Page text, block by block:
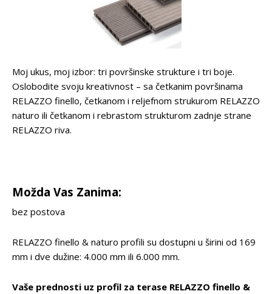
Moj ukus, moj izbor: tri površinske strukture i tri boje.
Oslobodite svoju kreativnost – sa četkanim površinama
RELAZZO finello, četkanom i reljefnom strukurom RELAZZO
naturo ili četkanom i rebrastom strukturom zadnje strane
RELAZZO riva.
Možda Vas Zanima:
bez postova
RELAZZO finello & naturo profili su dostupni u širini od 169
mm i dve dužine: 4.000 mm ili 6.000 mm.
Vaše prednosti uz profil za terase RELAZZO finello &